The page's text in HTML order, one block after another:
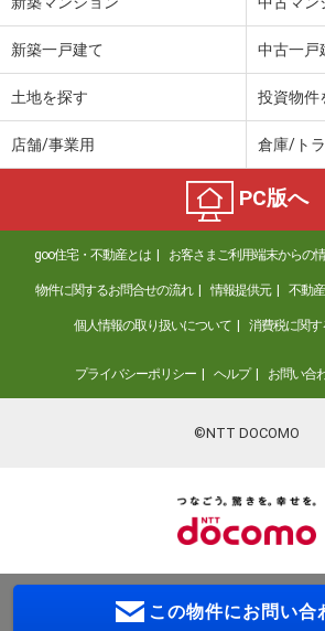
新築一戸建て 中古一戸
土地を探す 投資物件
店舗/事業用 倉庫/ト
PC版へ
goo住宅・不動産とは お客さまご利用端末からの
物件に関するお問合せの流れ 情報提供元 不動
個人情報の取り扱いについて 消費税に関
プライバシーポリシー ヘルプ お問い合
©NTT DOCOMO
この物件にお問い合